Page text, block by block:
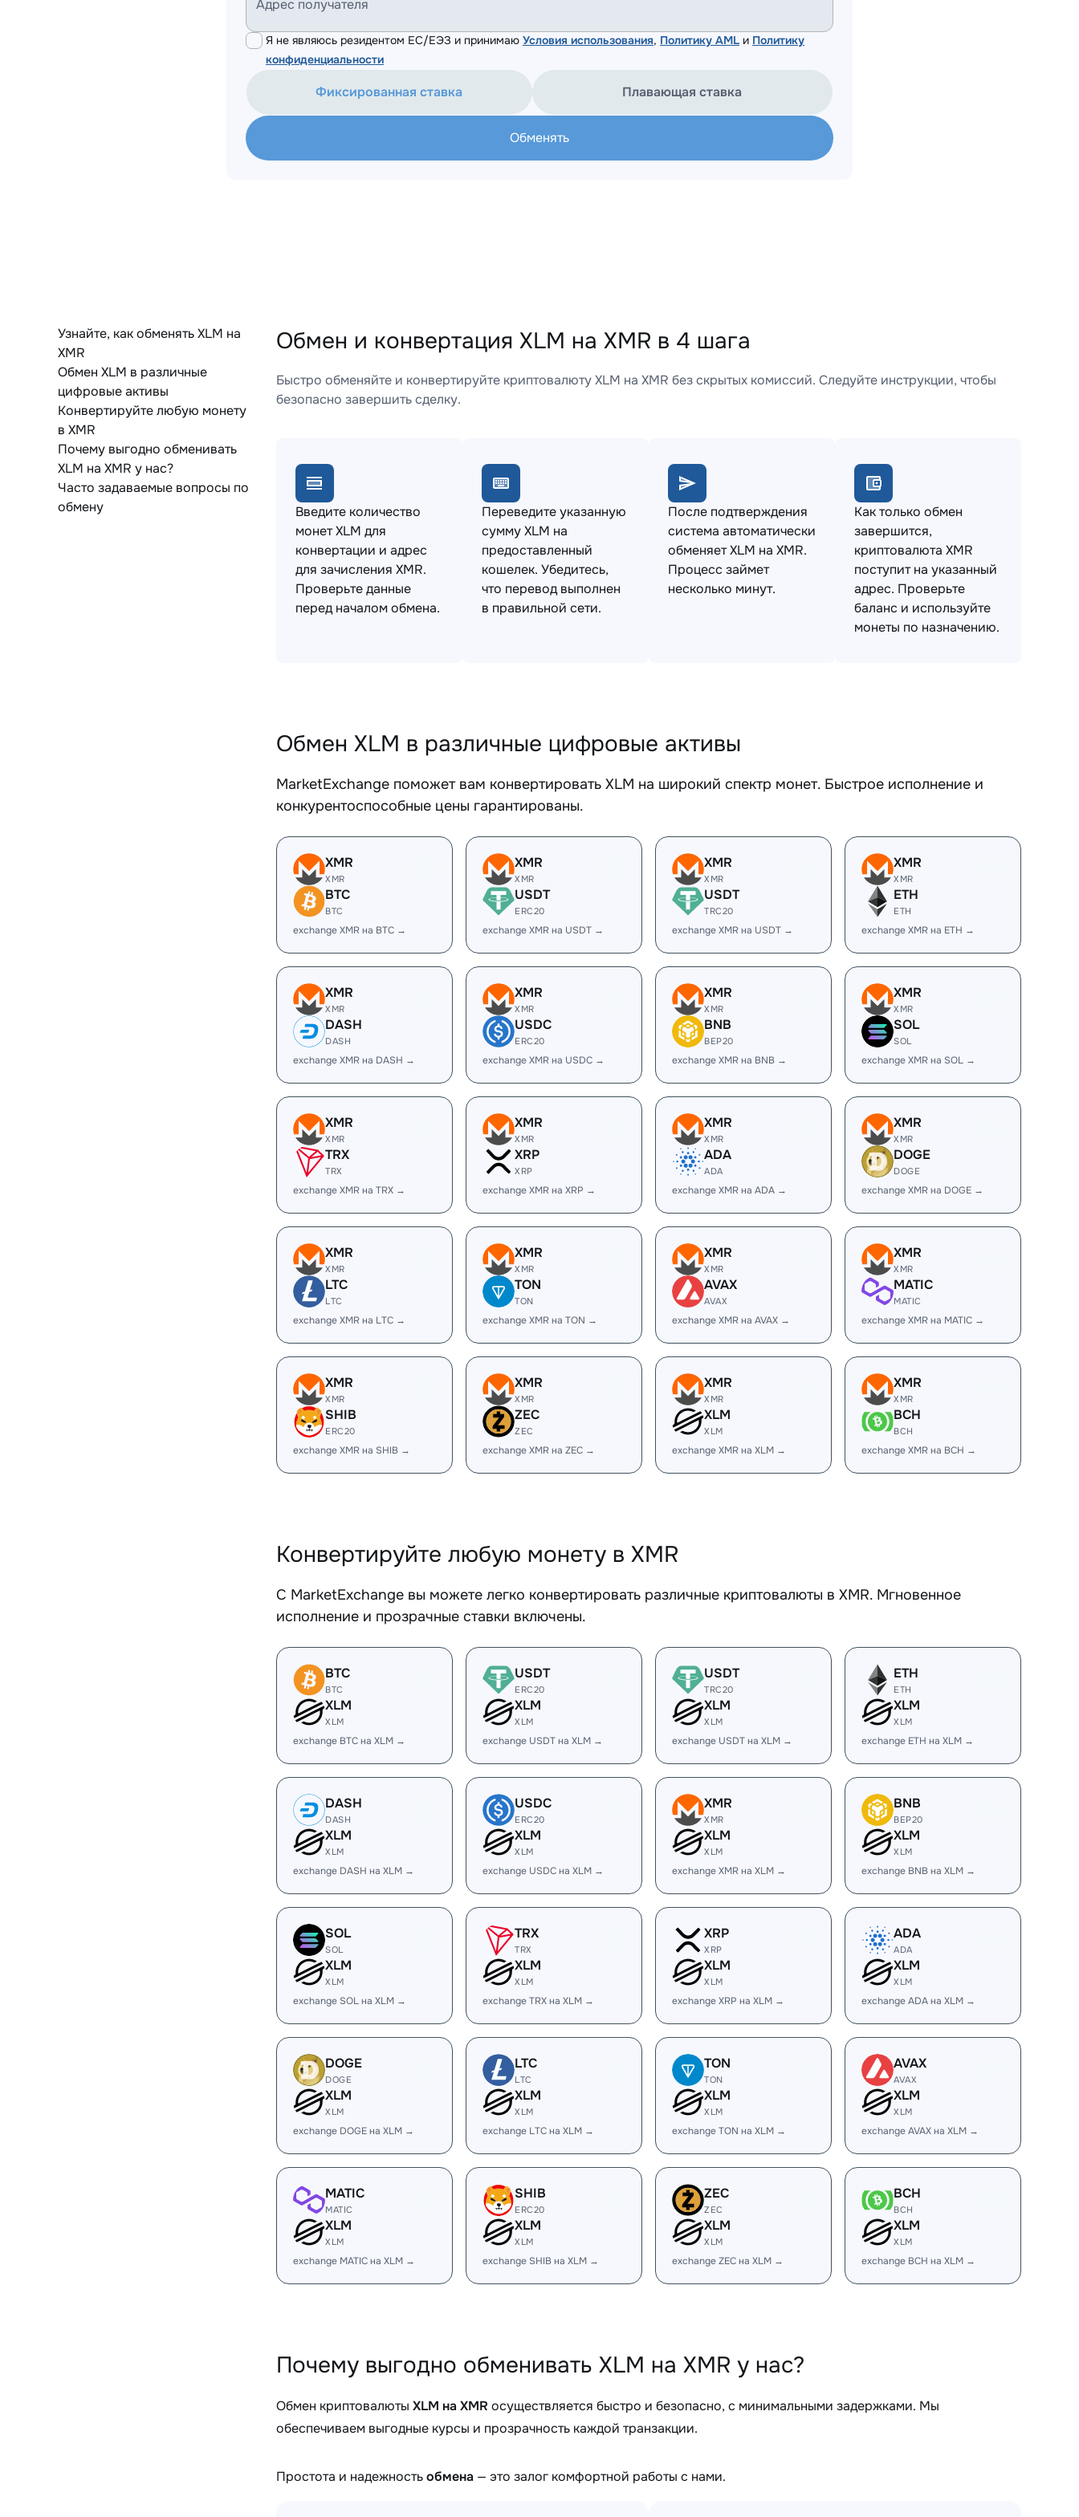
Адрес получателя
Я не являюсь резидентом ЕС/ЕЭЗ и принимаю Условия использования, Политику AML и Политику
конфиденциальности
Фиксированная ставка Плавающая ставка
Обменять
Узнайте, как обменять XLM на
XMR
Обмен XLM в различные
цифровые активы
Конвертируйте любую монету
в XMR
Почему выгодно обменивать
XLM на XMR у нас?
Часто задаваемые вопросы по
обмену
Обмен и конвертация XLM на XMR в 4 шага
Быстро обменяйте и конвертируйте криптовалюту XLM на XMR без скрытых комиссий. Следуйте инструкции, чтобы
безопасно завершить сделку.
Введите количество
монет XLM для
конвертации и адрес
для зачисления XMR.
Проверьте данные
перед началом обмена.
Переведите указанную
сумму XLM на
предоставленный
кошелек. Убедитесь,
что перевод выполнен
в правильной сети.
После подтверждения
система автоматически
обменяет XLM на XMR.
Процесс займет
несколько минут.
Как только обмен
завершится,
криптовалюта XMR
поступит на указанный
адрес. Проверьте
баланс и используйте
монеты по назначению.
Обмен XLM в различные цифровые активы
MarketExchange поможет вам конвертировать XLM на широкий спектр монет. Быстрое исполнение и
конкурентоспособные цены гарантированы.
XMR
XMR
BTC
BTC
exchange XMR на BTC →
XMR
XMR
USDT
ERC20
exchange XMR на USDT →
XMR
XMR
USDT
TRC20
exchange XMR на USDT →
XMR
XMR
ETH
ETH
exchange XMR на ETH →
XMR
XMR
DASH
DASH
exchange XMR на DASH →
XMR
XMR
USDC
ERC20
exchange XMR на USDC →
XMR
XMR
BNB
BEP20
exchange XMR на BNB →
XMR
XMR
SOL
SOL
exchange XMR на SOL →
XMR
XMR
TRX
TRX
exchange XMR на TRX →
XMR
XMR
XRP
XRP
exchange XMR на XRP →
XMR
XMR
ADA
ADA
exchange XMR на ADA →
XMR
XMR
DOGE
DOGE
exchange XMR на DOGE →
XMR
XMR
LTC
LTC
exchange XMR на LTC →
XMR
XMR
TON
TON
exchange XMR на TON →
XMR
XMR
AVAX
AVAX
exchange XMR на AVAX →
XMR
XMR
MATIC
MATIC
exchange XMR на MATIC →
XMR
XMR
SHIB
ERC20
exchange XMR на SHIB →
XMR
XMR
ZEC
ZEC
exchange XMR на ZEC →
XMR
XMR
XLM
XLM
exchange XMR на XLM →
XMR
XMR
BCH
BCH
exchange XMR на BCH →
Конвертируйте любую монету в XMR
С MarketExchange вы можете легко конвертировать различные криптовалюты в XMR. Мгновенное
исполнение и прозрачные ставки включены.
BTC
BTC
XLM
XLM
exchange BTC на XLM →
USDT
ERC20
XLM
XLM
exchange USDT на XLM →
USDT
TRC20
XLM
XLM
exchange USDT на XLM →
ETH
ETH
XLM
XLM
exchange ETH на XLM →
DASH
DASH
XLM
XLM
exchange DASH на XLM →
USDC
ERC20
XLM
XLM
exchange USDC на XLM →
XMR
XMR
XLM
XLM
exchange XMR на XLM →
BNB
BEP20
XLM
XLM
exchange BNB на XLM →
SOL
SOL
XLM
XLM
exchange SOL на XLM →
TRX
TRX
XLM
XLM
exchange TRX на XLM →
XRP
XRP
XLM
XLM
exchange XRP на XLM →
ADA
ADA
XLM
XLM
exchange ADA на XLM →
DOGE
DOGE
XLM
XLM
exchange DOGE на XLM →
LTC
LTC
XLM
XLM
exchange LTC на XLM →
TON
TON
XLM
XLM
exchange TON на XLM →
AVAX
AVAX
XLM
XLM
exchange AVAX на XLM →
MATIC
MATIC
XLM
XLM
exchange MATIC на XLM →
SHIB
ERC20
XLM
XLM
exchange SHIB на XLM →
ZEC
ZEC
XLM
XLM
exchange ZEC на XLM →
BCH
BCH
XLM
XLM
exchange BCH на XLM →
Почему выгодно обменивать XLM на XMR у нас?
Обмен криптовалюты XLM на XMR осуществляется быстро и безопасно, с минимальными задержками. Мы
обеспечиваем выгодные курсы и прозрачность каждой транзакции.
Простота и надежностьобмена — это залог комфортной работы с нами.